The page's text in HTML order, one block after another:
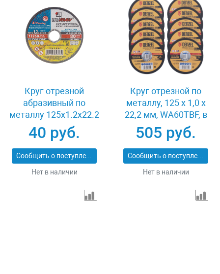
Круг отрезной
абразивный по
металлу 125x1.2x22.2
мм Луга 3612-125-1.2
40 руб.
Сообщить о поступлении
Нет в наличии
Круг отрезной по
металлу, 125 х 1,0 х
22,2 мм, WA60TBF, в
метал.банке, 10 шт.
Denzel 737610
505 руб.
Сообщить о поступлении
Нет в наличии